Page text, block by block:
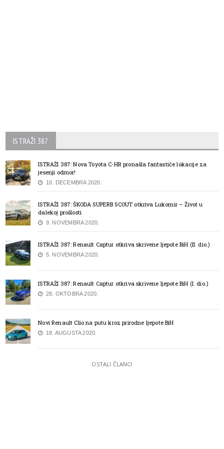
ISTRAŽI 387
ISTRAŽI 387: Nova Toyota C-HR pronašla fantastiče lokacije za
jesenji odmor!
10. DECEMBRA 2020.
ISTRAŽI 387: ŠKODA SUPERB SCOUT otkriva Lukomir – Život u
dalekoj prošlosti
9. NOVEMBRA 2020.
ISTRAŽI 387: Renault Captur otkriva skrivene ljepote BiH (II. dio.)
5. NOVEMBRA 2020.
ISTRAŽI 387: Renault Captur otkriva skrivene ljepote BiH (I. dio.)
28. OKTOBRA 2020.
Novi Renault Clio na putu kroz prirodne ljepote BiH
18. AUGUSTA 2020.
OSTALI ČLANCI